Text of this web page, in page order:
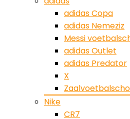
adidas Copa
adidas Nemeziz
Messi
adidas Outlet
adidas Predator
X
Nike
CR7